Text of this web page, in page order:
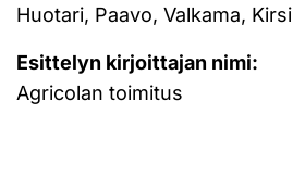
Huotari, Paavo, Valkama, Kirsi
Esittelyn kirjoittajan nimi:
Agricolan toimitus